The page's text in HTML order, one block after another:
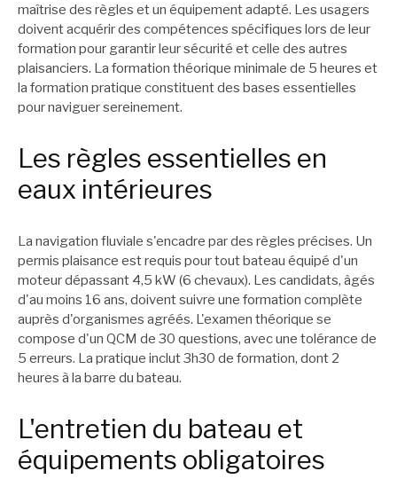
maîtrise des règles et un équipement adapté. Les usagers
doivent acquérir des compétences spécifiques lors de leur
formation pour garantir leur sécurité et celle des autres
plaisanciers. La formation théorique minimale de 5 heures et
la formation pratique constituent des bases essentielles
pour naviguer sereinement.
Les règles essentielles en
eaux intérieures
La navigation fluviale s'encadre par des règles précises. Un
permis plaisance est requis pour tout bateau équipé d'un
moteur dépassant 4,5 kW (6 chevaux). Les candidats, âgés
d'au moins 16 ans, doivent suivre une formation complète
auprès d'organismes agréés. L'examen théorique se
compose d'un QCM de 30 questions, avec une tolérance de
5 erreurs. La pratique inclut 3h30 de formation, dont 2
heures à la barre du bateau.
L'entretien du bateau et
équipements obligatoires